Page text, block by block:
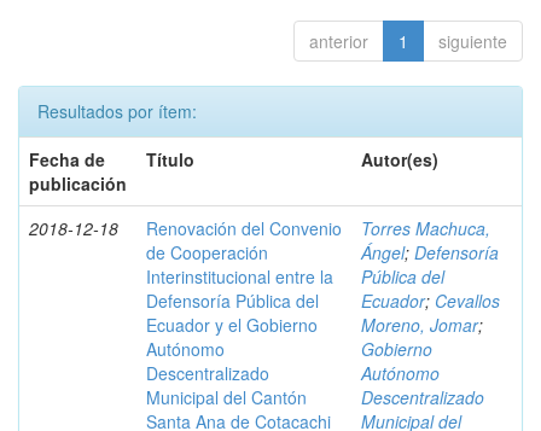
anterior 1 siguiente
Resultados por ítem:
Fecha de
publicación
Título Autor(es)
2018-12-18
Renovación del Convenio
de Cooperación
Interinstitucional entre la
Defensoría Pública del
Ecuador y el Gobierno
Autónomo
Descentralizado
Municipal del Cantón
Santa Ana de Cotacachi
Torres Machuca,
Ángel; Defensoría
Pública del
Ecuador; Cevallos
Moreno, Jomar;
Gobierno
Autónomo
Descentralizado
Municipal del